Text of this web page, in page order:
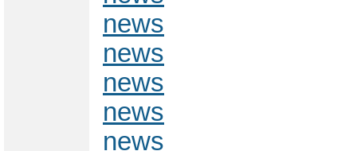
news
news
news
news
news